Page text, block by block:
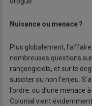
Nuisance ou menace ?
Plus globalement,
nombreuses questions
rançongiciels, et sur le
susciter ou non l’enjeu.
l’ordre, ou d’une menace
Colonial vient